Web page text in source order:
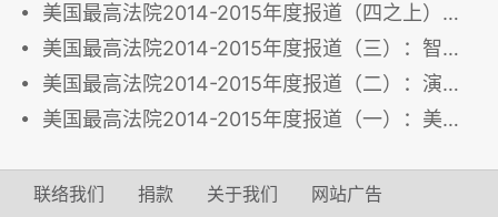
美国最高法院2014-2015年度报道（四之上）：疆域
美国最高法院2014-2015年度报道（三）：智慧与困境
美国最高法院2014-2015年度报道（二）：演员到齐了，开演
美国最高法院2014-2015年度报道（一）：美国联邦法院系
联络我们 捐款 关于我们 网站广告